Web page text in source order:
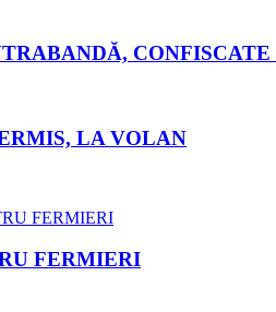
LA VOLAN
FERMIERI